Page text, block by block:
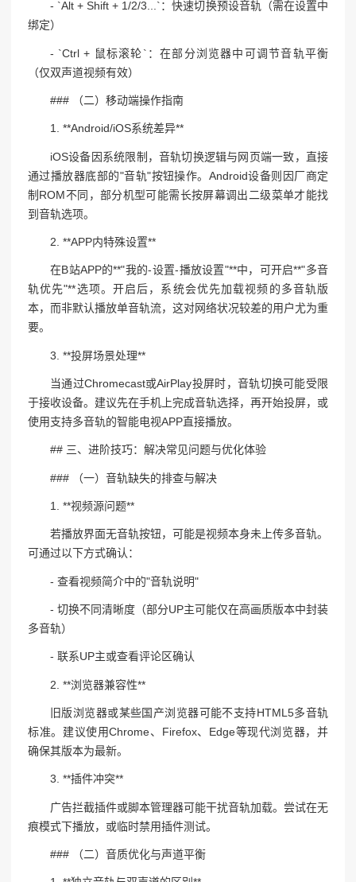
- `Alt + Shift + 1/2/3...`：快速切换预设音轨（需在设置中
绑定）
- `Ctrl + 鼠标滚轮`：在部分浏览器中可调节音轨平衡
（仅双声道视频有效）
### （二）移动端操作指南
1. **Android/iOS系统差异**
iOS设备因系统限制，音轨切换逻辑与网页端一致，直接
通过播放器底部的"音轨"按钮操作。Android设备则因厂商定
制ROM不同，部分机型可能需长按屏幕调出二级菜单才能找
到音轨选项。
2. **APP内特殊设置**
在B站APP的**"我的-设置-播放设置"**中，可开启**"多音
轨优先"**选项。开启后，系统会优先加载视频的多音轨版
本，而非默认播放单音轨流，这对网络状况较差的用户尤为重
要。
3. **投屏场景处理**
当通过Chromecast或AirPlay投屏时，音轨切换可能受限
于接收设备。建议先在手机上完成音轨选择，再开始投屏，或
使用支持多音轨的智能电视APP直接播放。
## 三、进阶技巧：解决常见问题与优化体验
### （一）音轨缺失的排查与解决
1. **视频源问题**
若播放界面无音轨按钮，可能是视频本身未上传多音轨。
可通过以下方式确认：
- 查看视频简介中的"音轨说明"
- 切换不同清晰度（部分UP主可能仅在高画质版本中封装
多音轨）
- 联系UP主或查看评论区确认
2. **浏览器兼容性**
旧版浏览器或某些国产浏览器可能不支持HTML5多音轨
标准。建议使用Chrome、Firefox、Edge等现代浏览器，并
确保其版本为最新。
3. **插件冲突**
广告拦截插件或脚本管理器可能干扰音轨加载。尝试在无
痕模式下播放，或临时禁用插件测试。
### （二）音质优化与声道平衡